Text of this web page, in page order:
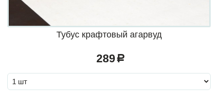
Тубус крафтовый агарвуд
289 a